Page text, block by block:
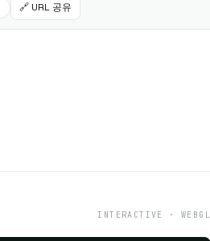
🔗 URL 공유
INTERACTIVE · WEBGL